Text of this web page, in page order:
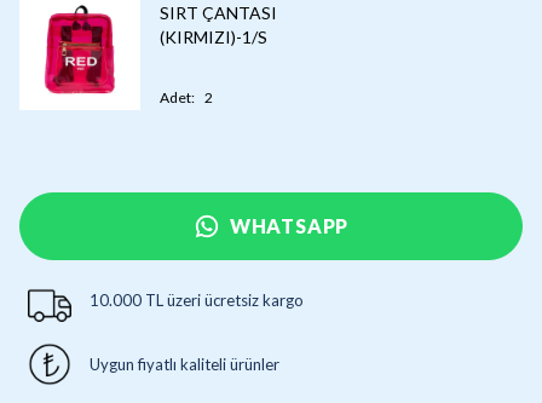
SIRT ÇANTASI
(KIRMIZI)-1/S
Adet: 2
WHATSAPP
10.000 TL üzeri ücretsiz kargo
Uygun fiyatlı kaliteli ürünler